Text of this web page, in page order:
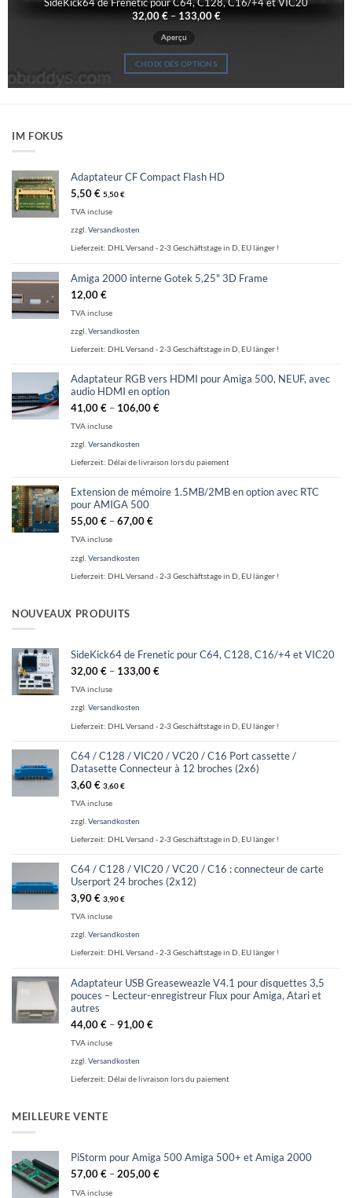
32,00€– 133,00€
Aperçu
CHOIX DES OPTIONS
options
la
du
IM FOKUS
Adaptateur CF Compact Flash HD
5,50€ 5,50€
TVA incluse
zzgl. Versandkosten
Lieferzeit: DHL Versand - 2-3 Geschäftstage in D, EU länger !
Amiga 2000 interne Gotek 5,25" 3D Frame
12,00€
TVA incluse
zzgl. Versandkosten
Lieferzeit: DHL Versand - 2-3 Geschäftstage in D, EU länger !
Adaptateur RGB vers HDMI pour Amiga 500, NEUF, avec
audio HDMI en option
41,00€ – 106,00€
TVA incluse
zzgl. Versandkosten
Lieferzeit: Délai de livraison lors du paiement
Extension de mémoire 1.5MB/2MB en option avec RTC
pour AMIGA 500
55,00€ –67,00€
TVA incluse
zzgl. Versandkosten
Lieferzeit: DHL Versand - 2-3 Geschäftstage in D, EU länger !
NOUVEAUX PRODUITS
SideKick64 de Frenetic pour C64, C128, C16/+4 et VIC20
32,00€ – 133,00€
TVA incluse
zzgl.Versandkosten
Lieferzeit: DHL Versand - 2-3 Geschäftstage in D, EU länger !
C64 / C128 / VIC20 / VC20 / C16 Port cassette /
Datasette Connecteur à 12 broches (2x6)
3,60€ 3,60€
TVA incluse
zzgl. Versandkosten
Lieferzeit: DHL Versand - 2-3 Geschäftstage in D, EU länger !
C64 / C128 / VIC20 / VC20 / C16 : connecteur de carte
Userport 24 broches (2x12)
3,90€ 3,90€
TVA incluse
zzgl. Versandkosten
Lieferzeit: DHL Versand - 2-3 Geschäftstage in D, EU länger !
Adaptateur USB Greaseweazle V4.1 pour disquettes 3,5
pouces – Lecteur-enregistreur Flux pour Amiga, Atari et
autres
44,00€ –91,00€
TVA incluse
zzgl. Versandkosten
Lieferzeit: Délai de livraison lors du paiement
MEILLEURE VENTE
PiStorm pour Amiga 500 Amiga 500+ et Amiga 2000
57,00€ –205,00€
TVA incluse